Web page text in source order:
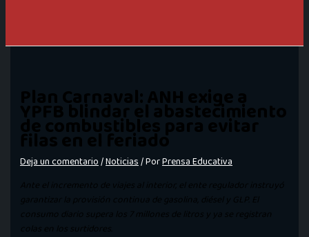
Plan Carnaval: ANH exige a
YPFB blindar el abastecimiento
de combustibles para evitar
filas en el feriado
Deja un comentario/Noticias/ PorPrensa Educativa
Ante el incremento de viajes al interior, el ente regulador instruyó
garantizar la provisión continua de gasolina, diésel y GLP. El
consumo diario supera los 7 millones de litros y ya se registran
colas en los surtidores.